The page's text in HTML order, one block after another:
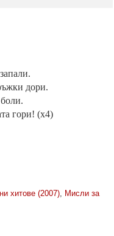
дори.
гори! (х4)
хитове (2007)
Мисли за